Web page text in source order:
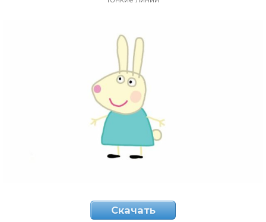
Скачать